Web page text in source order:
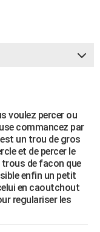
voulez percer ou
commancez par
un trou de gros
et de percer le
de facon que
enfin un petit
en caoutchout
regulariser les